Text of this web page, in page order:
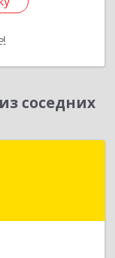
соседних
г, корпус 340,